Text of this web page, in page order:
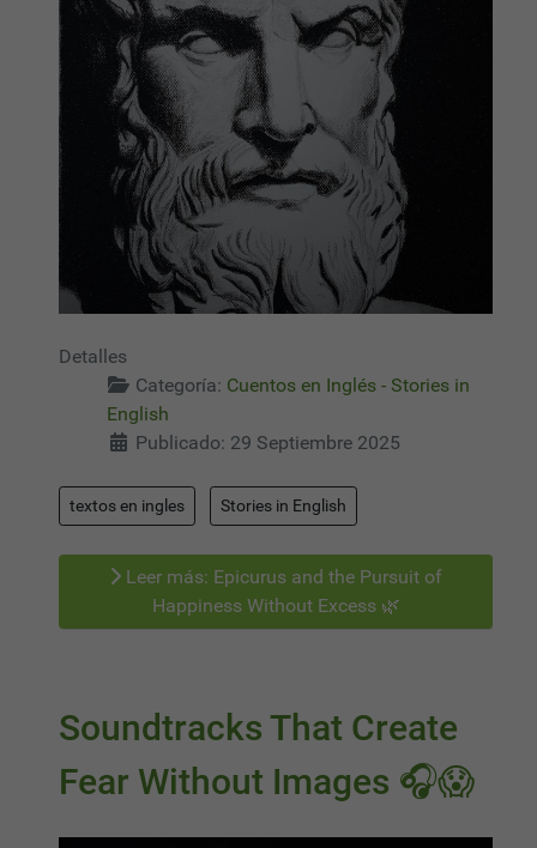
Detalles
Categoría: Cuentos en Inglés - Stories in
English
Publicado: 29 Septiembre 2025
textos en ingles Stories in English
Leer más: Epicurus and the Pursuit of
Happiness Without Excess 🌿
Soundtracks That Create
Fear Without Images 🎧😱